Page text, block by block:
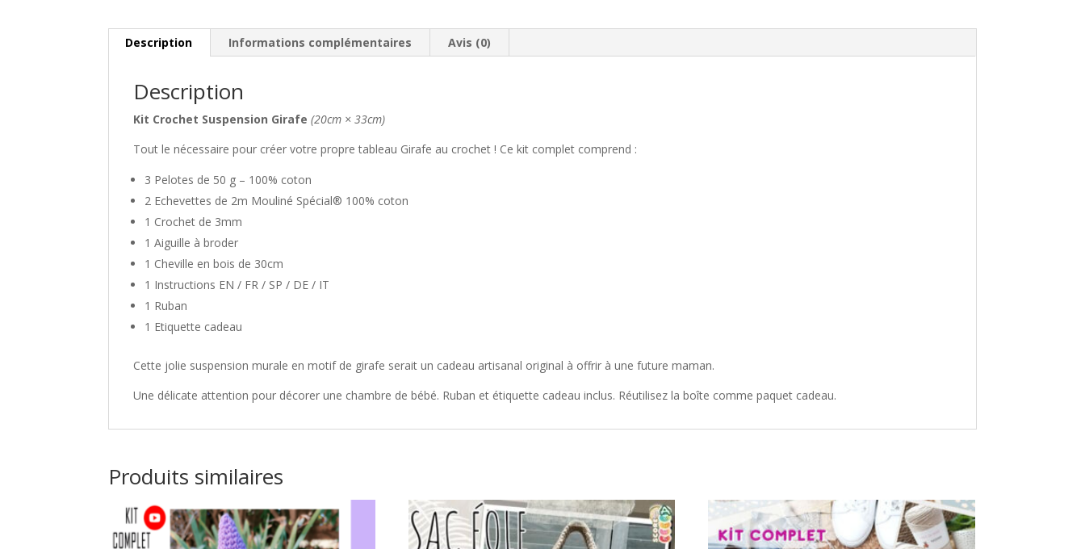
Description Informations complémentaires Avis (0)
Description
Kit Crochet Suspension Girafe (20cm × 33cm)
Tout le nécessaire pour créer votre propre tableau Girafe au crochet ! Ce kit complet comprend :
3 Pelotes de 50 g – 100% coton
2 Echevettes de 2m Mouliné Spécial® 100% coton
1 Crochet de 3mm
1 Aiguille à broder
1 Cheville en bois de 30cm
1 Instructions EN / FR / SP / DE / IT
1 Ruban
1 Etiquette cadeau
Cette jolie suspension murale en motif de girafe serait un cadeau artisanal original à offrir à une future maman.
Une délicate attention pour décorer une chambre de bébé. Ruban et étiquette cadeau inclus. Réutilisez la boîte comme paquet cadeau.
Produits similaires